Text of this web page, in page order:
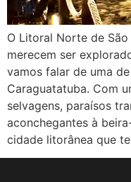
O Litoral Norte de
merecem ser
vamos falar de uma
Caraguatatuba. Com
selvagens, paraísos
aconchegantes à
cidade litorânea que